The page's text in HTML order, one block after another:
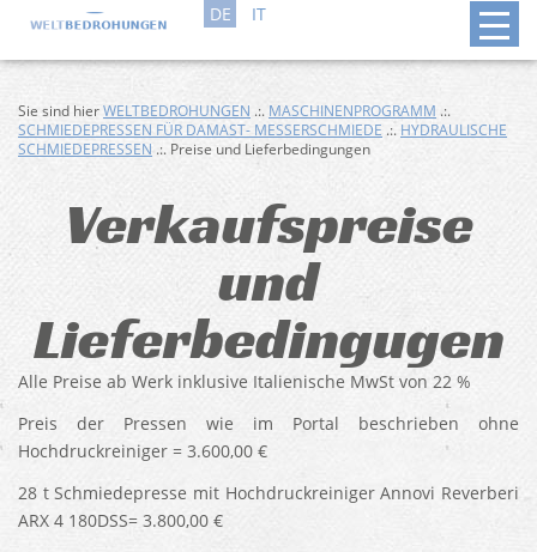
DE IT
Sie sind hierWELTBEDROHUNGEN .:. MASCHINENPROGRAMM .:.
SCHMIEDEPRESSEN FÜR DAMAST- MESSERSCHMIEDE .:. HYDRAULISCHE
SCHMIEDEPRESSEN .:. Preise und Lieferbedingungen
Verkaufspreise
und
Lieferbedingugen
Alle Preise ab Werk inklusive Italienische MwSt von 22 %
Preis der Pressen wie im Portal beschrieben ohne
Hochdruckreiniger = 3.600,00 €
28 t Schmiedepresse mit Hochdruckreiniger Annovi Reverberi
ARX 4 180DSS= 3.800,00 €